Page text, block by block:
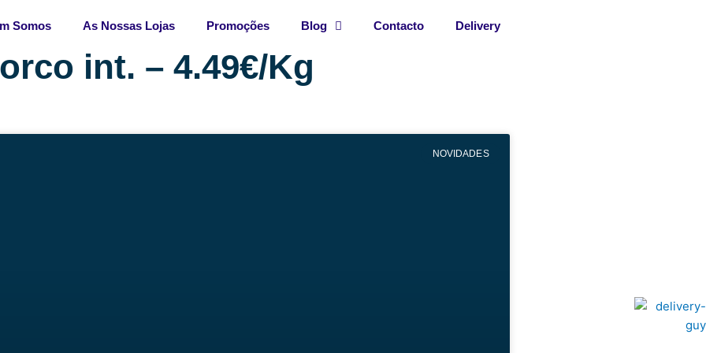
Somos As Nossas Lojas Promoções Blog Contacto Delivery
int. – 4.49€/Kg
NOVIDADES